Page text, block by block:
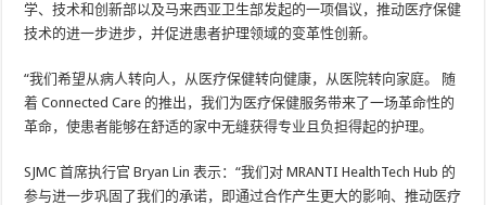
学、技术和创新部以及马来西亚卫生部发起的一项倡议，推动医疗保健
技术的进一步进步，并促进患者护理领域的变革性创新。
“我们希望从病人转向人，从医疗保健转向健康，从医院转向家庭。 随
着 Connected Care 的推出，我们为医疗保健服务带来了一场革命性的
革命，使患者能够在舒适的家中无缝获得专业且负担得起的护理。
SJMC 首席执行官 Bryan Lin 表示：“我们对 MRANTI HealthTech Hub 的
参与进一步巩固了我们的承诺，即通过合作产生更大的影响、推动医疗